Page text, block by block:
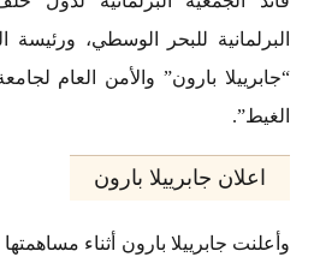
البرلمانية للبحر الوسطي، ورئيسة
“جابرييلا بارون” والأمن العام
الغيط”.
اعلان جابرييلا بارون
وأعلنت جابرييلا بارون أثناء